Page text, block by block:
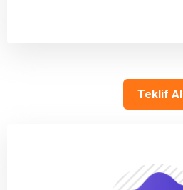
Teklif Al